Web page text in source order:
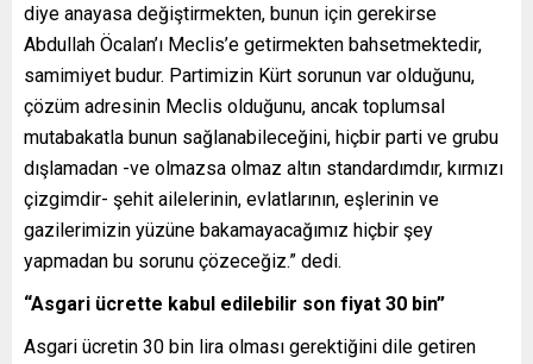
diye anayasa değiştirmekten, bunun için gerekirse
Abdullah Öcalan’ı Meclis’e getirmekten bahsetmektedir,
samimiyet budur. Partimizin Kürt sorunun var olduğunu,
çözüm adresinin Meclis olduğunu, ancak toplumsal
mutabakatla bunun sağlanabileceğini, hiçbir parti ve grubu
dışlamadan -ve olmazsa olmaz altın standardımdır, kırmızı
çizgimdir- şehit ailelerinin, evlatlarının, eşlerinin ve
gazilerimizin yüzüne bakamayacağımız hiçbir şey
yapmadan bu sorunu çözeceğiz.” dedi.
“Asgari ücrette kabul edilebilir son fiyat 30 bin”
Asgari ücretin 30 bin lira olması gerektiğini dile getiren